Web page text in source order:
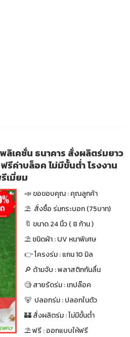
ลิเคชั่น ธนาคาร สั่งผลิตร่มยาว
ค่าบล็อค ไม่มีขั้นต่ำ โรงงาน
เมี่ยม
📣 ขอขอบคุณ : คุณลูกค้า
⛱ สั่งซื้อ ร่มกระบอก (75บาท)
🔖 ขนาด 24 นิ้ว ( 8 ก้าน )
⛱ ชนิดผ้า : UV หนาพิเศษ
👉 โครงร่ม : แกน 10 มิล
🔎 ด้ามจับ : พลาสติกกันลื่น
🧐 สายรัดร่ม : เทปล๊อค
🐻 ปลอกร่ม : ปลอกในตัว
🏰 สั่งผลิตร่ม : ไม่มีขั้นต่ำ
⛱ ฟรี : ออกแบบให้ฟรี